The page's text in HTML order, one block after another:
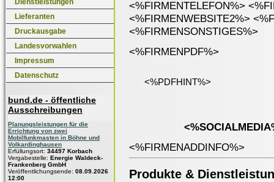
Dienstleistungen
Lieferanten
Druckausgabe
Landesvorwahlen
Impressum
Datenschutz
bund.de - öffentliche
Ausschreibungen
Planungsleistungen für die
Errichtung von zwei
Mobilfunkmasten in Böhne und
Volkardinghausen
Erfüllungsort: 34497 Korbach
Vergabestelle: Energie Waldeck-
Frankenberg GmbH
Veröffentlichungsende: 08.09.2026
12:00
<%FIRMENTELEFON%>
<%FIRMENWEBSITE2%>
<%FIRMENSONSTIGES%>
<%FIRMENPDF%>
<%PDFHINT%>
<%FIRMENADDINFO%>
Produkte &